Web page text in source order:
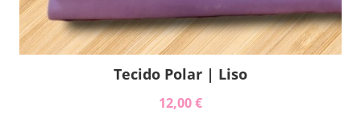
Tecido Polar | Liso
12,00 €